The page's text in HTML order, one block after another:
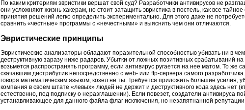
По каким критериям эвристики вершат свой суд? Разработчики антивирусов не
они усложняют жизнь хакерам, но стоит затащить эвристика в постель, как все
принятия решений легко определить экспериментально. Для этого даже не
сравнить «честные» программы с «нечестными» и выяснить чем они отличаются.
Эвристические принципы
Эвристические анализаторы обладают поразительной способностью убивать ни в
деструктивную заразу ниже радаров. Убытки от ложных позитивных срабатываний
возьмется распространять программу, если антивирус ругается на нее матом. То же
скачавшим дистрибутив непосредственно с web- или ftp-сервера самого
говоря математическим языком, козел не ты. Требуется приложить большие усилия,
компания в своем штате «левых» людей не держит и деструктивного кода здесь нет
естественно, под подписку о неразглашении). Если повезет, создатели антивируса
устанавливающее для данного файла флаг исключения, но незапятнанной репутации